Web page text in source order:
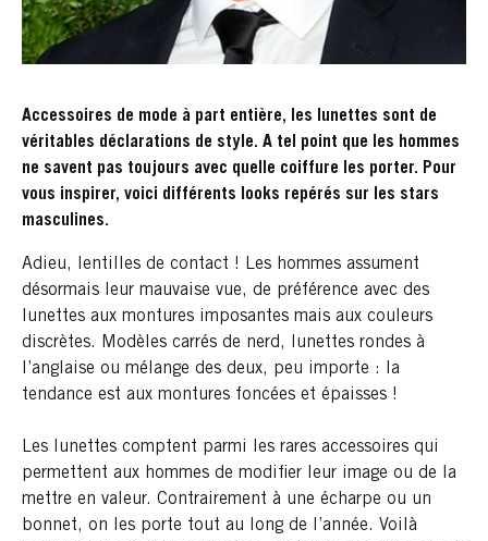
Accessoires de mode à part entière, les lunettes sont de
véritables déclarations de style. A tel point que les hommes
ne savent pas toujours avec quelle coiffure les porter. Pour
vous inspirer, voici différents looks repérés sur les stars
masculines.
Adieu, lentilles de contact ! Les hommes assument
désormais leur mauvaise vue, de préférence avec des
lunettes aux montures imposantes mais aux couleurs
discrètes. Modèles carrés de nerd, lunettes rondes à
l’anglaise ou mélange des deux, peu importe : la
tendance est aux montures foncées et épaisses !
Les lunettes comptent parmi les rares accessoires qui
permettent aux hommes de modifier leur image ou de la
mettre en valeur. Contrairement à une écharpe ou un
bonnet, on les porte tout au long de l’année. Voilà